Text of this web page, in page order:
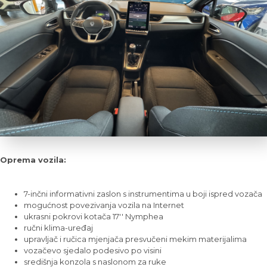
Oprema vozila:
7-inčni informativni zaslon s instrumentima u boji ispred vozača
mogućnost povezivanja vozila na Internet
ukrasni pokrovi kotača 17'' Nymphea
ručni klima-uređaj
upravljač i ručica mjenjača presvučeni mekim materijalima
vozačevo sjedalo podesivo po visini
središnja konzola s naslonom za ruke